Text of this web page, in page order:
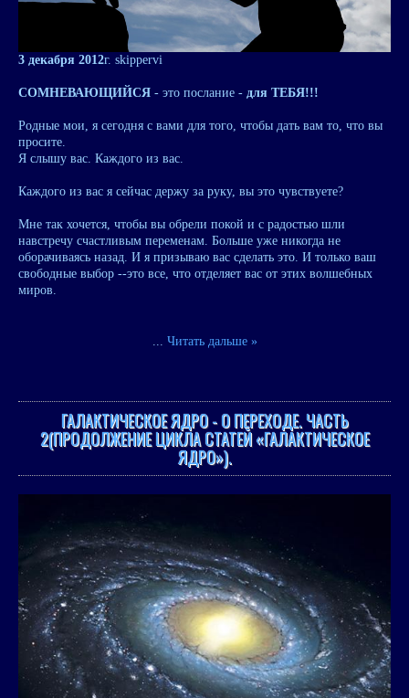
3 декабря 2012г. skippervi
СОМНЕВАЮЩИЙСЯ - это послание - для ТЕБЯ!!!
Родные мои, я сегодня с вами для того, чтобы дать вам то, что вы
просите.
Я слышу вас. Каждого из вас.
Каждого из вас я сейчас держу за руку, вы это чувствуете?
Мне так хочется, чтобы вы обрели покой и с радостью шли
навстречу счастливым переменам. Больше уже никогда не
оборачиваясь назад. И я призываю вас сделать это. И только ваш
свободные выбор --это все, что отделяет вас от этих волшебных
миров.
... Читать дальше »
ГАЛАКТИЧЕСКОЕ ЯДРО - О ПЕРЕХОДЕ. ЧАСТЬ
2(ПРОДОЛЖЕНИЕ ЦИКЛА СТАТЕЙ «ГАЛАКТИЧЕСКОЕ
ЯДРО»).